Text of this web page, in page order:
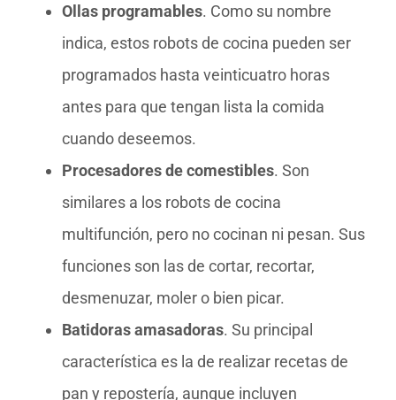
Ollas programables. Como su nombre
indica, estos robots de cocina pueden ser
programados hasta veinticuatro horas
antes para que tengan lista la comida
cuando deseemos.
Procesadores de comestibles. Son
similares a los robots de cocina
multifunción, pero no cocinan ni pesan. Sus
funciones son las de cortar, recortar,
desmenuzar, moler o bien picar.
Batidoras amasadoras. Su principal
característica es la de realizar recetas de
pan y repostería, aunque incluyen